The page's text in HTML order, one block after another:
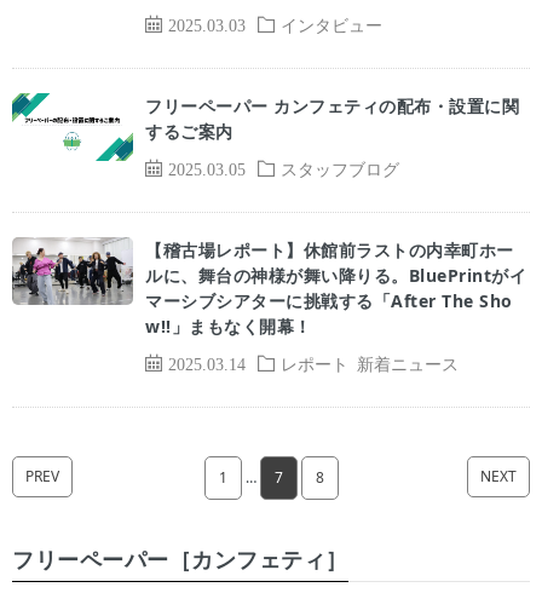
2025.03.03 インタビュー
2025.03.05 スタッフブログ
フリーペーパー カンフェティの配布・設置に関
するご案内
2025.03.14 レポート 新着ニュース
【稽古場レポート】休館前ラストの内幸町ホー
ルに、舞台の神様が舞い降りる。BluePrintがイ
マーシブシアターに挑戦する「After The Sho
w!!」まもなく開幕！
PREV 1 … 7 8 NEXT
フリーペーパー［カンフェティ］